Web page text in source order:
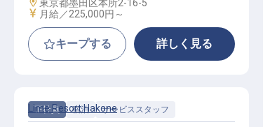
東京都墨田区本所2-16-5
給与
月給／225,000円～
キープする 詳しく見る
正社員 宿泊 サービススタッフ
Lime Resort Hakone